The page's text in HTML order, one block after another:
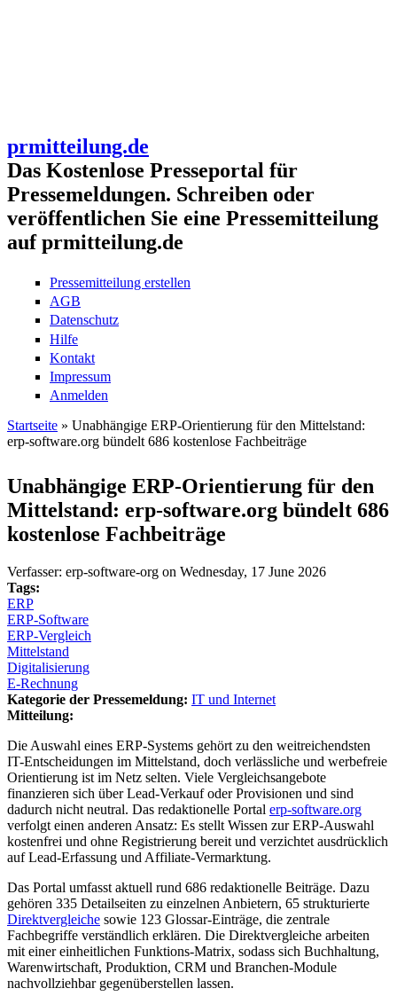
prmitteilung.de
Das Kostenlose Presseportal für
Pressemeldungen. Schreiben oder
veröffentlichen Sie eine Pressemitteilung
auf prmitteilung.de
Pressemitteilung erstellen
AGB
Datenschutz
Hilfe
Kontakt
Impressum
Anmelden
Sie sind hier
Startseite » Unabhängige ERP-Orientierung für den Mittelstand:
erp-software.org bündelt 686 kostenlose Fachbeiträge
Unabhängige ERP-Orientierung für den
Mittelstand: erp-software.org bündelt 686
kostenlose Fachbeiträge
Verfasser: erp-software-org on Wednesday, 17 June 2026
Tags:
ERP
ERP-Software
ERP-Vergleich
Mittelstand
Digitalisierung
E-Rechnung
Kategorie der Pressemeldung: IT und Internet
Mitteilung:
Die Auswahl eines ERP-Systems gehört zu den weitreichendsten
IT-Entscheidungen im Mittelstand, doch verlässliche und werbefreie
Orientierung ist im Netz selten. Viele Vergleichsangebote
finanzieren sich über Lead-Verkauf oder Provisionen und sind
dadurch nicht neutral. Das redaktionelle Portal erp-software.org
verfolgt einen anderen Ansatz: Es stellt Wissen zur ERP-Auswahl
kostenfrei und ohne Registrierung bereit und verzichtet ausdrücklich
auf Lead-Erfassung und Affiliate-Vermarktung.
Das Portal umfasst aktuell rund 686 redaktionelle Beiträge. Dazu
gehören 335 Detailseiten zu einzelnen Anbietern, 65 strukturierte
Direktvergleiche sowie 123 Glossar-Einträge, die zentrale
Fachbegriffe verständlich erklären. Die Direktvergleiche arbeiten
mit einer einheitlichen Funktions-Matrix, sodass sich Buchhaltung,
Warenwirtschaft, Produktion, CRM und Branchen-Module
nachvollziehbar gegenüberstellen lassen.